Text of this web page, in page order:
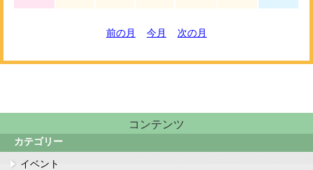
前の月 今月 次の月
コンテンツ
カテゴリー
イベント